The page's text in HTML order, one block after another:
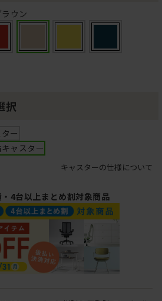
ウン
択
ー
ャスター
キャスターの仕様について
4台以上まとめ割対象商品